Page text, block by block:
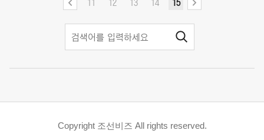
Copyright 조선비즈 All rights reserved.